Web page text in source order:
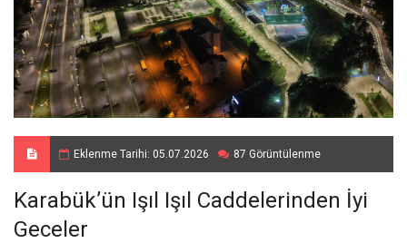
Eklenme Tarihi: 05.07.2026 87 Görüntülenme
Karabük’ün Işıl Işıl Caddelerinden İyi
Geceler